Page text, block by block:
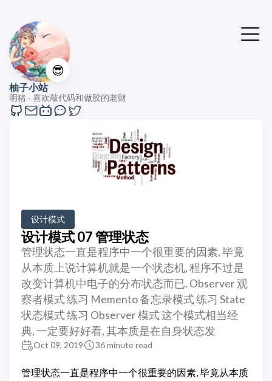
😎
柚子小站
明猪 - 喜欢敲代码和做胶的老财
设计模式
设计模式 07 管理状态
管理状态一直是程序中一个很重要的因素, 毕竟
从本质上说计算机就是一个状态机, 程序不过是
改变计算机中电子的分布状态而已. Observer 观
察者模式 练习 Memento 备忘录模式 练习 State
状态模式 练习 Observer 模式 这个模式相当经
典, 一定要好好看, 其本质是在自身状态发
Oct 09, 2019 36 minute read
管理状态一直是程序中一个很重要的因素, 毕竟从本质